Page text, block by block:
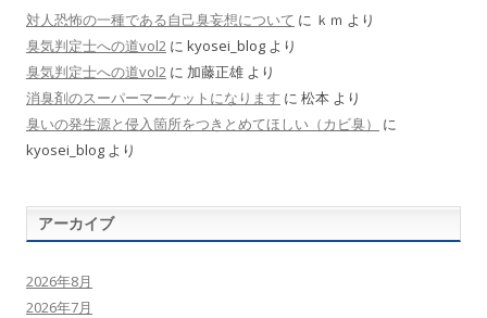
対人恐怖の一種である自己臭妄想について に ｋｍ より
臭気判定士への道vol2 に kyosei_blog より
臭気判定士への道vol2 に 加藤正雄 より
消臭剤のスーパーマーケットになります に 松本 より
臭いの発生源と侵入箇所をつきとめてほしい（カビ臭）
に
kyosei_blog より
アーカイブ
2026年8月
2026年7月